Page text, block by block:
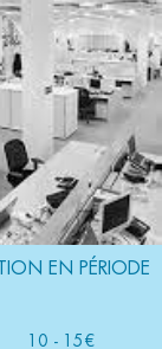
EN PÉRIODE
10 - 15€